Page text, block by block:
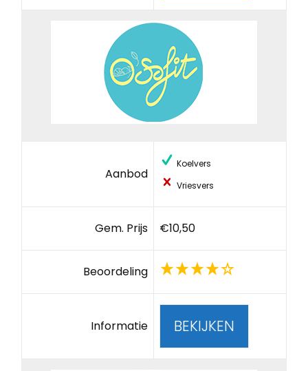
Aanbod
Koelvers
Vriesvers
Gem. Prijs €10,50
Beoordeling
Informatie BEKIJKEN